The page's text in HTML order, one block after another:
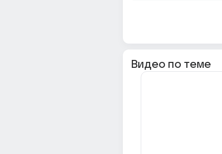
Видео по теме